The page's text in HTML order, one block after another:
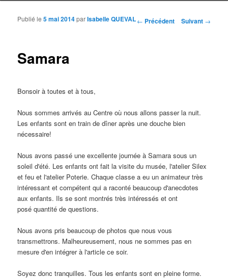
Navigation des articles
← Précédent Suivant →
Samara
Publié le5 mai 2014parIsabelle QUEVAL
Bonsoir à toutes et à tous,
Nous sommes arrivés au Centre où nous allons passer la nuit.
Les enfants sont en train de dîner après une douche bien
nécessaire!
Nous avons passé une excellente journée à Samara sous un
soleil d'été. Les enfants ont fait la visite du musée, l'atelier Silex
et feu et l'atelier Poterie. Chaque classe a eu un animateur très
intéressant et compétent qui a raconté beaucoup d'anecdotes
aux enfants. Ils se sont montrés très intéressés et ont
posé quantité de questions.
Nous avons pris beaucoup de photos que nous vous
transmettrons. Malheureusement, nous ne sommes pas en
mesure d'en intégrer à l'article ce soir.
Soyez donc tranquilles. Tous les enfants sont en pleine forme.